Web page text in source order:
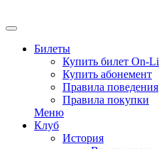
Билеты
Купить билет On-
Купить абонемент
Правила поведения
Правила покупки
Меню
Клуб
История